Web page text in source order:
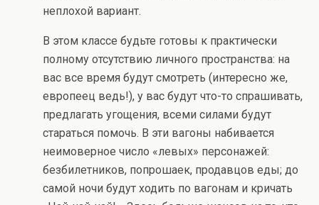
неплохой вариант.
В этом классе будьте готовы к практически
полному отсутствию личного пространства: на
вас все время будут смотреть (интересно же,
европеец ведь!), у вас будут что-то спрашивать,
предлагать угощения, всеми силами будут
стараться помочь. В эти вагоны набивается
неимоверное число «левых» персонажей:
безбилетников, попрошаек, продавцов еды; до
самой ночи будут ходить по вагонам и кричать